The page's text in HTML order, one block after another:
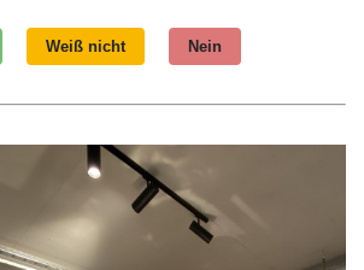
Weiß nicht Nein